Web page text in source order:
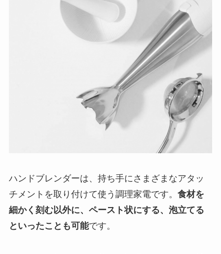
ハンドブレンダーは、持ち手にさまざまなアタッ
チメントを取り付けて使う調理家電です。 食材を
細かく刻む以外に、ペースト状にする、泡立てる
といったことも可能です。